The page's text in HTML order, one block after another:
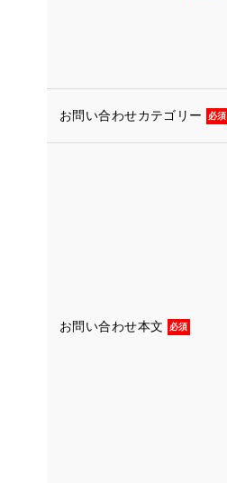
お問い合わせカテゴリー 必須
お問い合わせ本文 必須